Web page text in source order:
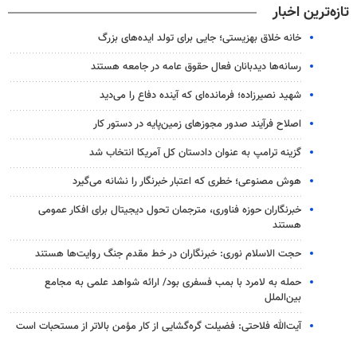
تازه‌ترین اخبار
خانه خلاق بهزیستی؛ جایی برای تولد ایده‌های بزرگ
رسانه‌ها دیدبانان فعال حقوق عامه در جامعه هستند
شهید نصیرزاده؛ فرمانده‌ای که آینده دفاع را می‌دید
اصلاح فرآیند صدور مجوزهای زمین‌پایه در دستور کار
گزینه ترامپ به عنوان دادستان کل آمریکا انتخاب شد
هوش مصنوعی؛ خطری که اعتبار خبرنگار را نشانه می‌گیرد
خبرنگاران حوزه فناوری، مترجمان تحول دیجیتال برای افکار عمومی
هستند
حجت الاسلام نوری: خبرنگاران در خط مقدم جنگ روایت‌ها هستند
حمله به لامرد با بمب فسفری بود/ ارائه شواهد علمی به مجامع
بین‌الملل
آیت‌الله فلاحتی: فضیلت گره‌گشایی از کار مؤمن بالاتر از مستحبات است